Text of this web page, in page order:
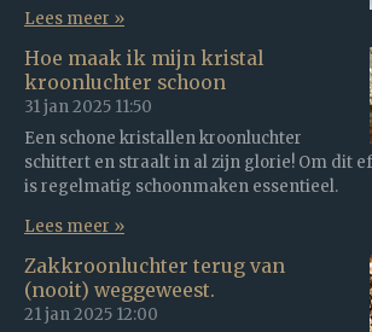
Lees meer »
Hoe maak ik mijn kristal
kroonluchter schoon
31 jan 2025 11:50
Een schone kristallen kroonluchter
schittert en straalt in al zijn glorie! Om dit
is regelmatig schoonmaken essentieel.
Lees meer »
Zakkroonluchter terug van
(nooit) weggeweest.
21 jan 2025 12:00